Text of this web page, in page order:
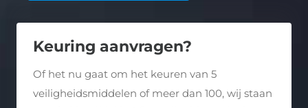
Keuring aanvragen?
Of het nu gaat om het keuren van 5
veiligheidsmiddelen of meer dan 100, wij staan